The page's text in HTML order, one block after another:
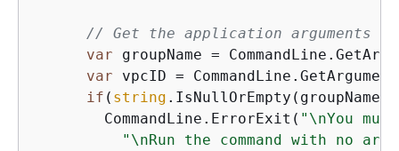
// Get the application arguments
var groupName =
var vpcID =
if ( string .IsNullOrEmpty(groupName))
        CommandLine.ErrorExit(
"\nYou
"\nRun the command with no